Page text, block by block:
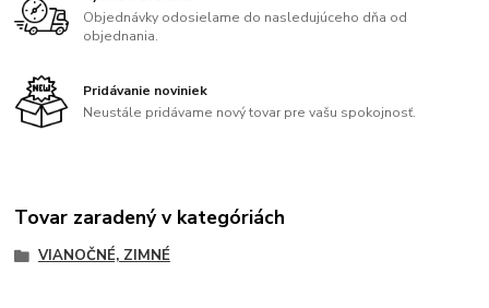
Objednávky odosielame do nasledujúceho dňa od
objednania.
Pridávanie noviniek
Neustále pridávame nový tovar pre vašu spokojnosť.
Tovar zaradený v kategóriách
VIANOČNÉ, ZIMNÉ